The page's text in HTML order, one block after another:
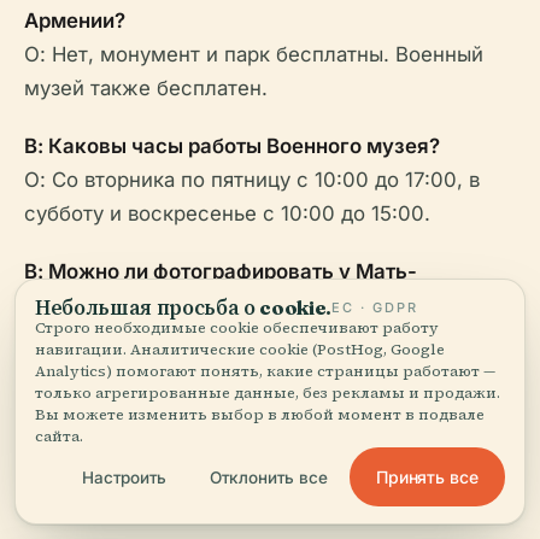
Армении?
О: Нет, монумент и парк бесплатны. Военный
музей также бесплатен.
В: Каковы часы работы Военного музея?
О: Со вторника по пятницу с 10:00 до 17:00, в
субботу и воскресенье с 10:00 до 15:00.
В: Можно ли фотографировать у Мать-
Армении?
О: Да, фотографирование разрешено.
В: Доступно ли это место для людей с
ограниченными возможностями?
О: Парк и внешняя часть монумента доступны;
некоторые части музея могут быть недоступны.
Небольшая просьба о cookie.ЕС · GDPR
Строго необходимые cookie обеспечивают работу
навигации. Аналитические cookie (PostHog, Google
Analytics) помогают понять, какие страницы работают —
только агрегированные данные, без рекламы и продажи.
Вы можете изменить выбор в любой момент в подвале
сайта.
Настроить Отклонить все Принять все